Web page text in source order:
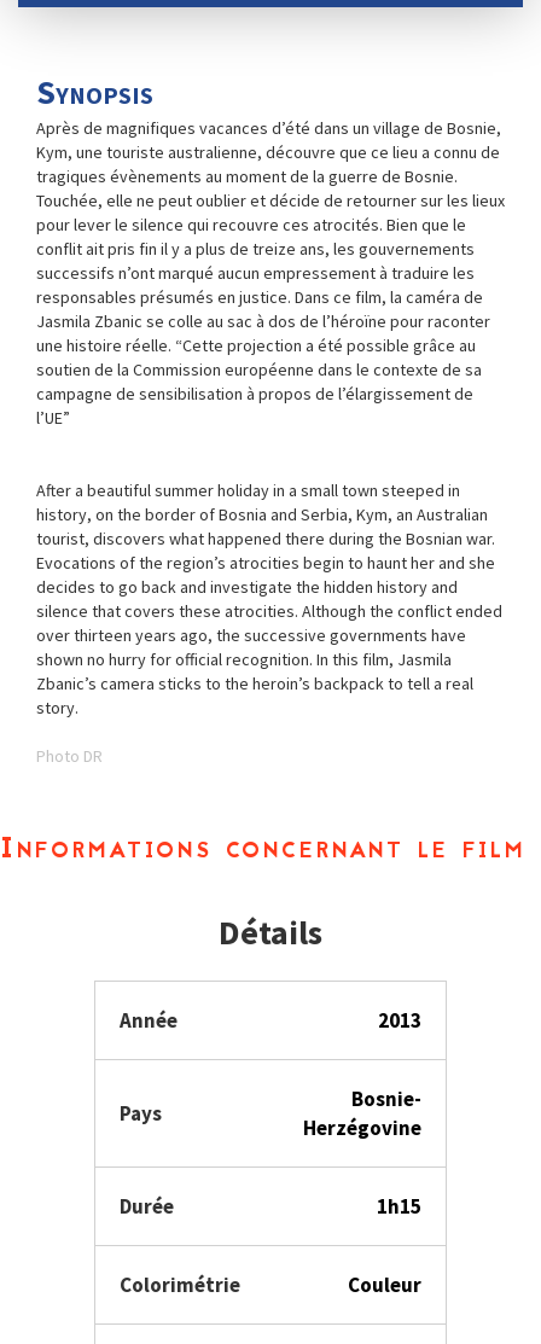
Synopsis
Après de magnifiques vacances d’été dans un village de Bosnie,
Kym, une touriste australienne, découvre que ce lieu a connu de
tragiques évènements au moment de la guerre de Bosnie.
Touchée, elle ne peut oublier et décide de retourner sur les lieux
pour lever le silence qui recouvre ces atrocités. Bien que le
conflit ait pris fin il y a plus de treize ans, les gouvernements
successifs n’ont marqué aucun empressement à traduire les
responsables présumés en justice. Dans ce film, la caméra de
Jasmila Zbanic se colle au sac à dos de l’héroïne pour raconter
une histoire réelle. “Cette projection a été possible grâce au
soutien de la Commission européenne dans le contexte de sa
campagne de sensibilisation à propos de l’élargissement de
l’UE”
After a beautiful summer holiday in a small town steeped in
history, on the border of Bosnia and Serbia, Kym, an Australian
tourist, discovers what happened there during the Bosnian war.
Evocations of the region’s atrocities begin to haunt her and she
decides to go back and investigate the hidden history and
silence that covers these atrocities. Although the conflict ended
over thirteen years ago, the successive governments have
shown no hurry for official recognition. In this film, Jasmila
Zbanic’s camera sticks to the heroin’s backpack to tell a real
story.
Photo DR
Informations concernant le film
Détails
Année 2013
Pays
Bosnie-
Herzégovine
Durée 1h15
Colorimétrie Couleur